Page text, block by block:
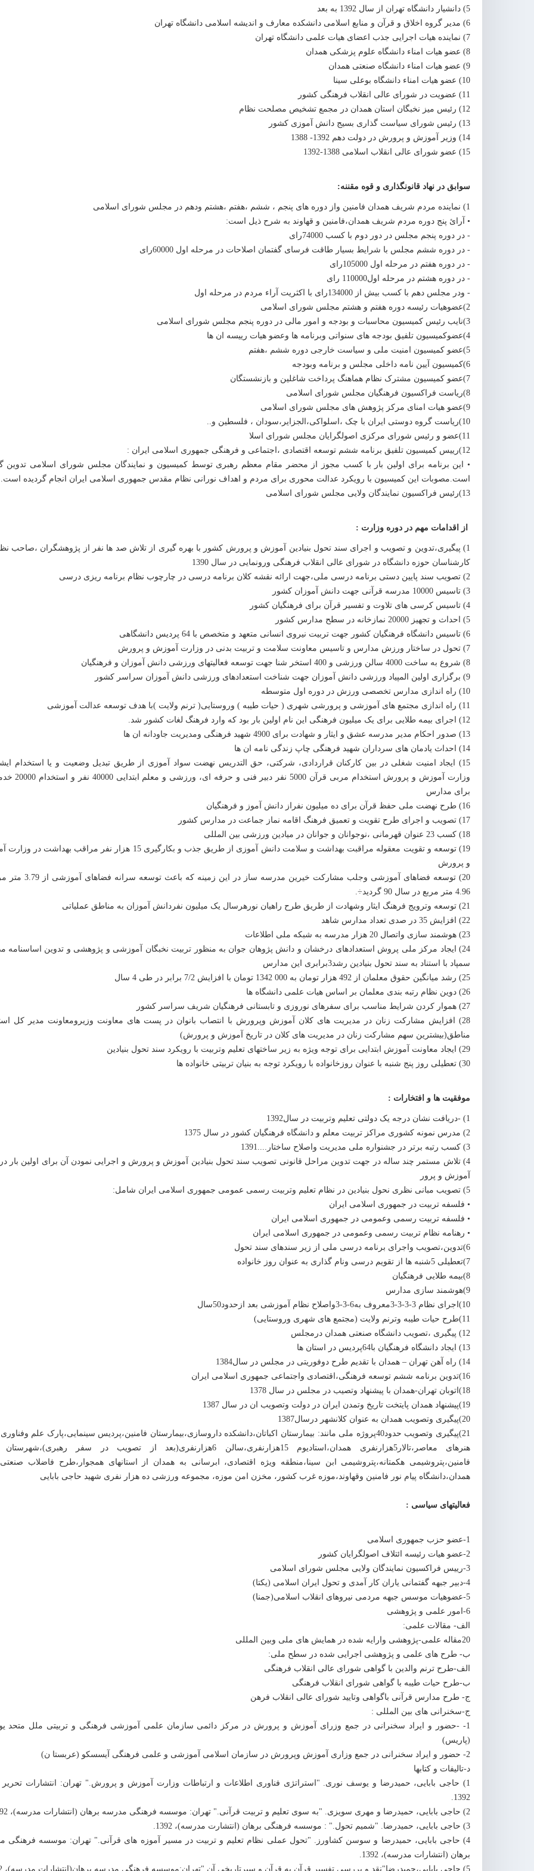
5) دانشیار دانشگاه تهران از سال 1392 به بعد
6) مدیر گروه اخلاق و قرآن و منابع اسلامی دانشکده معارف و اندیشه اسلامی دانشگاه تهران
7) نماینده هیات اجرایی جذب اعضای هیات علمی دانشگاه تهران
8) عضو هیات امناء دانشگاه علوم پزشکی همدان
9) عضو هیات امناء دانشگاه صنعتی همدان
10) عضو هیات امناء دانشگاه بوعلی سینا
11) عضویت در شورای عالی انقلاب فرهنگی کشور
12) رئیس میز نخبگان استان همدان در مجمع تشخیص مصلحت نظام
13) رئیس شورای سیاست گذاری بسیج دانش آموزی کشور
14) وزیر آموزش و پرورش در دولت دهم 1392- 1388
15) عضو شورای عالی انقلاب اسلامی 1388-1392
سوابق در نهاد قانونگذاری و قوه مقننه:
1) نماینده مردم شریف همدان فامنین واز دوره های پنجم ، ششم ،هفتم ،هشتم ودهم در مجلس شورای اسلامی
• آرائ پنج دوره مردم شریف همدان،فامنین و قهاوند به شرح ذیل است:
- در دوره پنجم مجلس در دور دوم با کسب 74000رای
- در دوره ششم مجلس با شرایط بسیار طاقت فرسای گفتمان اصلاحات در مرحله اول 60000رای
- در دوره هفتم در مرحله اول 105000رای
- در دوره هشتم در مرحله اول110000 رای
- ودر مجلس دهم با کسب بیش از 134000رای با اکثریت آراء مردم در مرحله اول
2)عضوهیات رئیسه دوره هفتم و هشتم مجلس شورای اسلامی
3)نایب رئیس کمیسیون محاسبات و بودجه و امور مالی در دوره پنجم مجلس شورای اسلامی
4)عضوکمیسیون تلفیق بودجه های سنواتی وبرنامه ها وعضو هیات رییسه ان ها
5)عضو کمیسیون امنیت ملی و سیاست خارجی دوره ششم ،هفتم
6)کمیسیون آیین نامه داخلی مجلس و برنامه وبودجه
7)عضو کمیسیون مشترک نظام هماهنگ پرداخت شاغلین و بازنشستگان
8)ریاست فراکسیون فرهنگیان مجلس شورای اسلامی
9)عضو هیات امنای مرکز پژوهش های مجلس شورای اسلامی
10)ریاست گروه دوستی ایران با چک ،اسلواکی،الجزایر،سودان ، فلسطین و..
11)عضو و رئیس شورای مرکزی اصولگرایان مجلس شورای اسلا
12)رییس کمیسیون تلفیق برنامه ششم توسعه اقتصادی ،اجتماعی و فرهنگی جمهوری اسلامی ایران :
• این برنامه برای اولین بار با کسب مجوز از محضر مقام معظم رهبری توسط کمیسیون و نمایندگان مجلس شورای اسلامی تدوین
است.مصوبات این کمیسیون با رویکرد عدالت محوری برای مردم و اهداف نورانی نظام مقدس جمهوری اسلامی ایران انجام گردیده است.
13)رئیس فراکسیون نمایندگان ولایی مجلس شورای اسلامی
از اقدامات مهم در دوره وزارت :
1) پیگیری،تدوین و تصویب و اجرای سند تحول بنیادین آموزش و پرورش کشور با بهره گیری از تلاش صد ها نفر از پژوهشگران ،صاحب
کارشناسان حوزه دانشگاه در شورای عالی انقلاب فرهنگی ورونمایی در سال 1390
2) تصویب سند پایین دستی برنامه درسی ملی،جهت ارائه نقشه کلان برنامه درسی در چارچوب نظام برنامه ریزی درسی
3) تاسیس 10000 مدرسه قرآنی جهت دانش آموزان کشور
4) تاسیس کرسی های تلاوت و تفسیر قرآن برای فرهنگیان کشور
5) احداث و تجهیز 20000 نمازخانه در سطح مدارس کشور
6) تاسیس دانشگاه فرهنگیان کشور جهت تربیت نیروی انسانی متعهد و متخصص با 64 پردیس دانشگاهی
7) تحول در ساختار ورزش مدارس و تاسیس معاونت سلامت و تربیت بدنی در وزارت آموزش و پرورش
8) شروع به ساخت 4000 سالن ورزشی و 400 استخر شنا جهت توسعه فعالیتهای ورزشی دانش آموزان و فرهنگیان
9) برگزاری اولین المپیاد ورزشی دانش آموزان جهت شناخت استعدادهای ورزشی دانش آموزان سراسر کشور
10) راه اندازی مدارس تخصصی ورزش در دوره اول متوسطه
11) راه اندازی مجتمع های آموزشی و پرورشی شهری ( حیات طیبه ) وروستایی( ترنم ولایت )با هدف توسعه عدالت آموزشی
12) اجرای بیمه طلایی برای یک میلیون فرهنگی این نام اولین بار بود که وارد فرهنگ لغات کشور شد.
13) صدور احکام مدیر مدرسه عشق و ایثار و شهادت برای 4900 شهید فرهنگی ومدیریت جاودانه ان ها
14) احداث یادمان های سرداران شهید فرهنگی چاپ زندگی نامه ان ها
15) ایجاد امنیت شغلی در بین کارکنان قراردادی، شرکتی، حق التدریس نهضت سواد آموزی از طریق تبدیل وضعیت و یا استخدام
وزارت آموزش و پرورش استخدام مربی قرآن 5000 نفر
برای مدارس
16) طرح نهضت ملی حفظ قرآن برای ده میلیون نفراز دانش آموز و فرهنگیان
17) تصویب و اجرای طرح تقویت و تعمیق فرهنگ اقامه نماز جماعت در مدارس کشور
18) کسب 23 عنوان قهرمانی ،نوجوانان و جوانان در میادین ورزشی بین المللی
19) توسعه و تقویت معقوله مراقبت بهداشت و سلامت دانش آموزی از طریق جذب و بکارگیری 15 هزار نفر مراقب
و پرورش
20) توسعه فضاهای آموزشی وجلب مشارکت خیرین مدرسه ساز در
4.96 متر مربع در سال 90 گردید÷.
21) توسعه وترویج فرهنگ ایثار وشهادت از طریق طرح راهیان نورهرسال یک میلیون نفردانش آموزان به مناطق عملیاتی
22) افزایش 35 در صدی تعداد مدارس شاهد
23) هوشمند سازی واتصال 20 هزار مدرسه به شبکه ملی اطلاعات
24) ایجاد مرکز ملی پروش استعدادهای درخشان و دانش پژوهان جوان به منظور تربیت نخبگان آموزشی و پژوهشی و تدوین اساسنامه
سمپاد با استناد به سند تحول بنیادین رشد3برابری این مدارس
25) رشد میانگین حقوق معلمان از 492 هزار تومان به 000 1342 تومان با افزایش 7/2 برابر در طی 4 سال
26) دوین نظام رتبه بندی معلمان بر اساس هیات علمی دانشگاه ها
27) هموار کردن شرایط مناسب برای سفرهای نوروزی و تابستانی فرهنگیان شریف سراسر کشور
28) افزایش مشارکت زنان در مدیریت های کلان آموزش وپرورش با انتصاب بانوان در پست های معاونت وزیرومعاونت مدیر کل
مناطق(بیشترین سهم مشارکت زنان در مدیریت های کلان در تاریخ آموزش و پرورش)
29) ایجاد معاونت آموزش ابتدایی برای توجه ویژه به زیر ساختهای تعلیم وتربیت با رویکرد سند تحول بنیادین
30) تعطیلی روز پنج شنبه با عنوان روزخانواده با رویکرد توجه به بنیان تربیتی خانواده ها
موفقیت ها و افتخارات :
1) -دریافت نشان درجه یک دولتی تعلیم وتربیت در سال1392
2) مدرس نمونه کشوری مراکز تربیت معلم و دانشگاه فرهنگیان کشور در سال 1375
3) کسب رتبه برتر در جشنواره ملی مدیریت واصلاح ساختار....1391
4) تلاش مستمر چند ساله در جهت تدوین مراحل قانونی تصویب سند تحول بنیادین آموزش و پرورش و اجرایی نمودن آن برای اولین بار در
آموزش و پرور
5) تصویب مبانی نظری نحول بنیادین در نظام تعلیم وتربیت رسمی عمومی جمهوری اسلامی ایران شامل:
• فلسفه تربیت در جمهوری اسلامی ایران
• فلسفه تربیت رسمی وعمومی در جمهوری اسلامی ایران
• رهنامه نظام تربیت رسمی وعمومی در جمهوری اسلامی ایران
6)تدوین،تصویب واجرای برنامه درسی ملی از زیر سندهای سند تحول
7)تعطیلی 5شنبه ها از تقویم درسی ونام گذاری به عنوان روز خانواده
8)بیمه طلایی فرهنگیان
9)هوشمند سازی مدارس
10)اجرای نظام 3-3-3-3معروف به6-3-3واصلاح نظام آموزشی بعد ازحدود50سال
11)طرح حیات طیبه وترنم ولایت (مجتمع های شهری وروستایی)
12) پیگیری ،تصویب دانشگاه صنعتی همدان درمجلس
13) ایجاد دانشگاه فرهنگیان با64پردیس در استان ها
14) راه آهن تهران – همدان با تقدیم طرح دوفوریتی در مجلس در سال1384
16)تدوین برنامه ششم توسعه فرهنگی،اقتصادی واجتماعی جمهوری اسلامی ایران
18)اتوبان تهران-همدان با پیشنهاد وتصیب در مجلس در سال 1378
19)پیشنهاد همدان پایتخت تاریخ وتمدن ایران در دولت وتصویب ان در سال 1387
20)پیگیری وتصویب همدان به عنوان کلانشهر درسال1387
21)پیگیری وتصویب حدود40پروژه ملی مانند: بیمارستان اکباتان،دانشکده داروسازی،بیمارستان فامنین،پردیس سینمایی،پارک علم
هنرهای معاصر،تالار5هزارنفری همدان،استادیوم 15هزارنفری،سالن 6هزارنفری(بعد از تصویب در سفر
فامنین،پتروشیمی هکمتانه،پتروشیمی ابن سینا،منطقه ویژه اقتصادی، ابرسانی به همدان از استانهای همجوار،طرح فاضلاب
همدان،دانشگاه پیام نور فامنین وقهاوند،موزه غرب کشور، مخزن امن موزه، مجموعه ورزشی ده هزار نفری شهید حاجی بابایی
فعالیتهای سیاسی :
1-عضو حزب جمهوری اسلامی
2-عضو هیات رئیسه ائتلاف اصولگرایان کشور
3-رییس فراکسیون نمایندگان ولایی مجلس شورای اسلامی
4-دبیر جبهه گفتمانی یاران کار آمدی و تحول ایران اسلامی (یکتا)
5-عضوهیات موسس جبهه مردمی نیروهای انقلاب اسلامی(جمنا)
6-امور علمی و پژوهشی
الف- مقالات علمی:
20مقاله علمی-پژوهشی وارایه شده در همایش های ملی وبین المللی
ب- طرح های علمی و پژوهشی اجرایی شده در سطح ملی:
الف-طرح ترنم والدین با گواهی شورای عالی انقلاب فرهنگی
ب-طرح حیات طیبه با گواهی شورای انقلاب فرهنگی
ج- طرح مدارس قرآنی باگواهی وتایید شورای عالی انقلاب فرهن
ج-سخنرانی های بین المللی :
1- -حضور و ایراد سخنرانی در جمع وزرای آموزش و پرورش در مرکز دائمی سازمان علمی آموزشی فرهنگی و تربیتی ملل متحد
(پاریس)
2- حضور و ایراد سخنرانی در جمع وزاری آموزش وپرورش در سازمان اسلامی آموزشی و علمی فرهنگی آیسسکو (عربستا ن)
د-تالیفات و کتابها
1) حاجی بابایی، حمیدرضا و یوسف نوری. "استراتژی فناوری اطلاعات و ارتباطات وزارت آموزش و پرورش." تهران: انتشارات تحریر
1392.
2) حاجی بابایی، حمیدرضا و مهری سویزی. "به سوی تعلیم و تربیت قرآنی." تهران: موسسه فرهنگی مدرسه برهان (انتشارات مدرسه)، 1392.
3) حاجی بابایی، حمیدرضا. "شمیم تحول." : موسسه فرهنگی برهان (انتشارت مدرسه)، 1392.
4) حاجی بابایی، حمیدرضا و سوسن کشاورز. "تحول عملی نظام تعلیم و تربیت در مسیر آموزه های قرآنی." تهران: موسسه فرهنگی
برهان (انتشارات مدرسه)، 1392.
5) حاجی بابایی،حمیدرضا"نقد و بررسی تفسیر قرآن به قرآن و سیرتاریخی آن."تهران:موسسه فرهنگی مدرسه برهان(انتشارات مدرسه)، 1392.